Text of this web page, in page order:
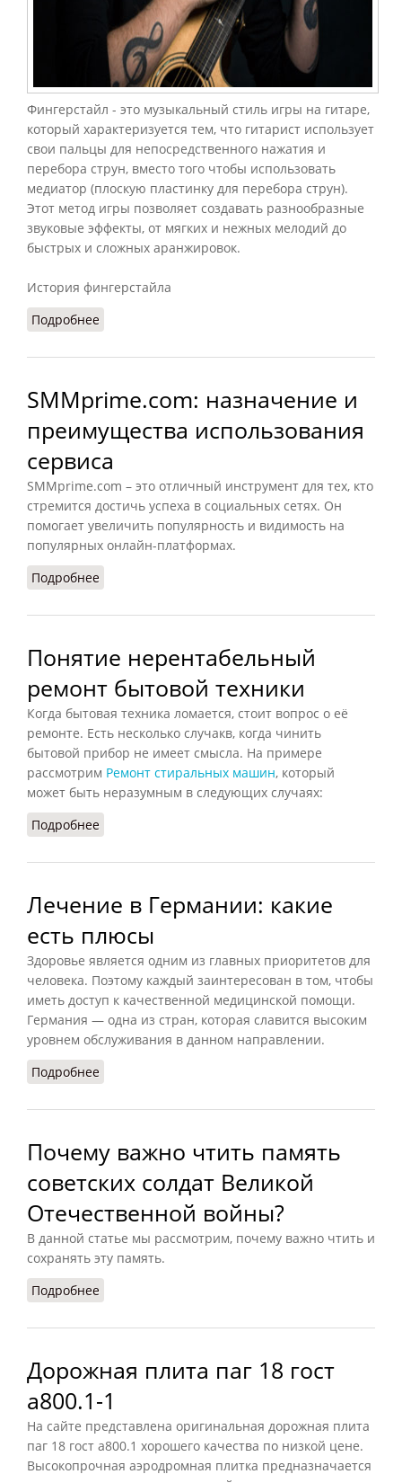
Фингерстайл - это музыкальный стиль игры на гитаре,
который характеризуется тем, что гитарист использует
свои пальцы для непосредственного нажатия и
перебора струн, вместо того чтобы использовать
медиатор (плоскую пластинку для перебора струн).
Этот метод игры позволяет создавать разнообразные
звуковые эффекты, от мягких и нежных мелодий до
быстрых и сложных аранжировок.
История фингерстайла
Подробнее
SMMprime.com: назначение и
преимущества использования
сервиса
SMMprime.com – это отличный инструмент для тех, кто
стремится достичь успеха в социальных сетях. Он
помогает увеличить популярность и видимость на
популярных онлайн-платформах.
Подробнее
Понятие нерентабельный
ремонт бытовой техники
Когда бытовая техника ломается, стоит вопрос о её
ремонте. Есть несколько случакв, когда чинить
бытовой прибор не имеет смысла. На примере
рассмотрим Ремонт стиральных машин, который
может быть неразумным в следующих случаях:
Подробнее
Лечение в Германии: какие
есть плюсы
Здоровье является одним из главных приоритетов для
человека. Поэтому каждый заинтересован в том, чтобы
иметь доступ к качественной медицинской помощи.
Германия — одна из стран, которая славится высоким
уровнем обслуживания в данном направлении.
Подробнее
Почему важно чтить память
советских солдат Великой
Отечественной войны?
В данной статье мы рассмотрим, почему важно чтить и
сохранять эту память.
Подробнее
Дорожная плита паг 18 гост
a800.1-1
На сайте представлена оригинальная дорожная плита
паг 18 гост a800.1 хорошего качества по низкой цене.
Высокопрочная аэродромная плитка предназначается